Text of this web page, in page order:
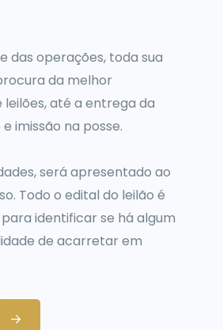
das operações, toda sua
da melhor
até a entrega da
imissão na posse.
será apresentado ao
Todo o edital do leilão é
identificar se há algum
de acarretar em